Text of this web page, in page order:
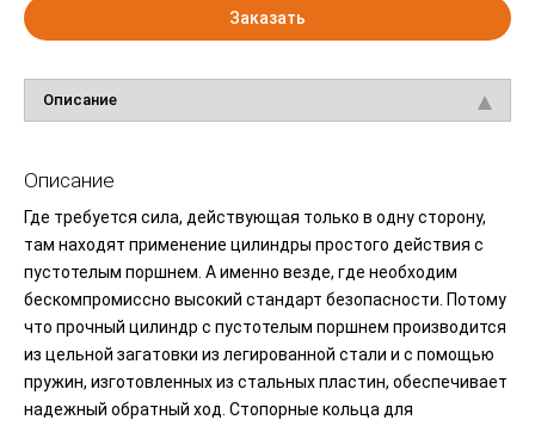
Заказать
Описание
Описание
Где требуется сила, действующая только в одну сторону,
там находят применение цилиндры простого действия с
пустотелым поршнем. А именно везде, где необходим
бескомпромиссно высокий стандарт безопасности. Потому
что прочный цилиндр с пустотелым поршнем производится
из цельной загатовки из легированной стали и с помощью
пружин, изготовленных из стальных пластин, обеспечивает
надежный обратный ход. Стопорные кольца для